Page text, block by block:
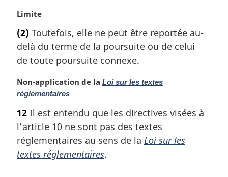
a
l
e
:
N
t
e
m
r
g
n
a
l
:
Limite
(2) Toutefois, elle ne peut être reportée au-
delà du terme de la poursuite ou de celui
de toute poursuite connexe.
N
o
e
m
a
r
g
Non-application de la Loi sur les textes
réglementaires
12 Il est entendu que les directives visées à
l’article 10 ne sont pas des textes
réglementaires au sens de la Loi sur les
textes réglementaires.